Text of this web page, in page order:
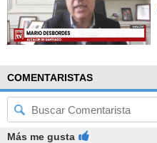
COMENTARISTAS
Más me gusta